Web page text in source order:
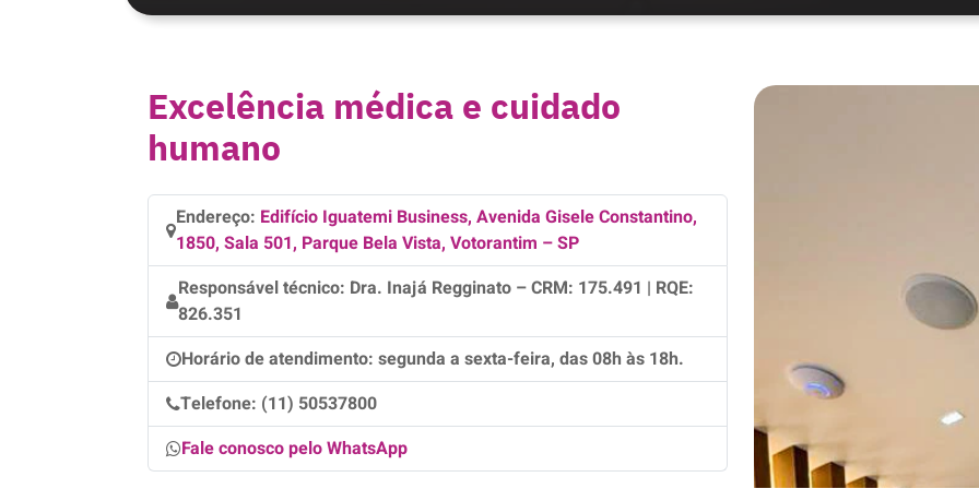
Excelência médica e cuidado
humano
Endereço: Edifício Iguatemi Business, Avenida Gisele Constantino,
1850, Sala 501, Parque Bela Vista, Votorantim – SP
Responsável técnico: Dra. Inajá Regginato – CRM: 175.491 | RQE:
826.351
Horário de atendimento: segunda a sexta-feira, das 08h às 18h.
Telefone: (11) 50537800
Fale conosco pelo WhatsApp